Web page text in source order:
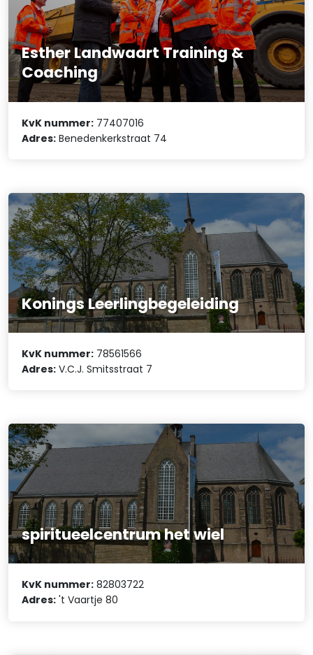
Esther Landwaart Training &
Coaching
KvK nummer: 77407016
Adres: Benedenkerkstraat 74
Konings Leerlingbegeleiding
KvK nummer: 78561566
Adres: V.C.J. Smitsstraat 7
spiritueelcentrum het wiel
KvK nummer: 82803722
Adres: 't Vaartje 80